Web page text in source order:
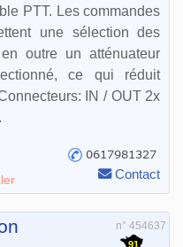
PTT. Les commandes
une sélection des
outre un atténuateur
ce qui réduit
IN / OUT 2x
Contact
n° 454637
91